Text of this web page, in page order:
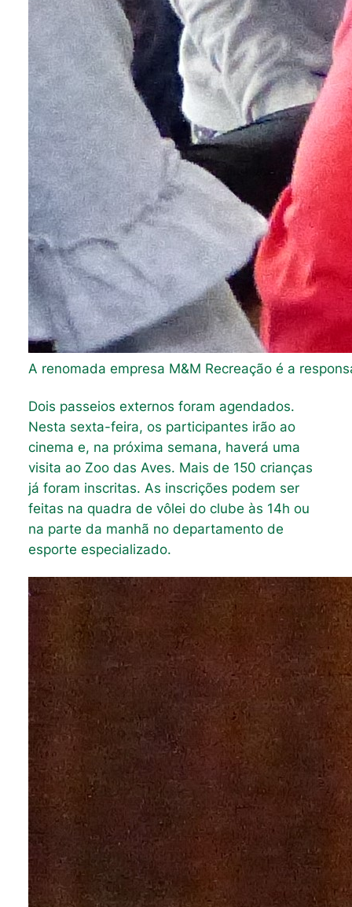
A renomada empresa M&M Recreação é a
Dois passeios externos foram agendados.
Nesta sexta-feira, os participantes irão ao
cinema e, na próxima semana, haverá uma
visita ao Zoo das Aves. Mais de 150 crianças
já foram inscritas. As inscrições podem ser
feitas na quadra de vôlei do clube às 14h ou
na parte da manhã no departamento de
esporte especializado.